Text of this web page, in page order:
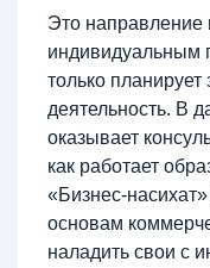
Это направление
индивидуальным
только
деятельность. В
оказывает
как работает
«Бизнес-
основам
наладить свои с